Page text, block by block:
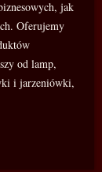
jak
Oferujemy
od lamp,
i jarzeniówki,